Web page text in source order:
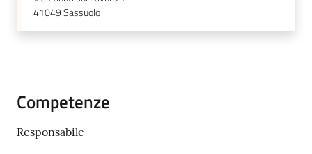
e
41049Sassuolo
Competenze
Responsabile